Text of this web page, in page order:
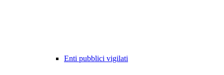
Enti pubblici vigilati